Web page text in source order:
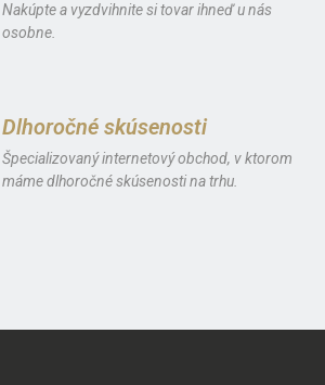
Nakúpte a vyzdvihnite si tovar ihneď u nás
osobne.
Dlhoročné skúsenosti
Špecializovaný internetový obchod, v ktorom
máme dlhoročné skúsenosti na trhu.